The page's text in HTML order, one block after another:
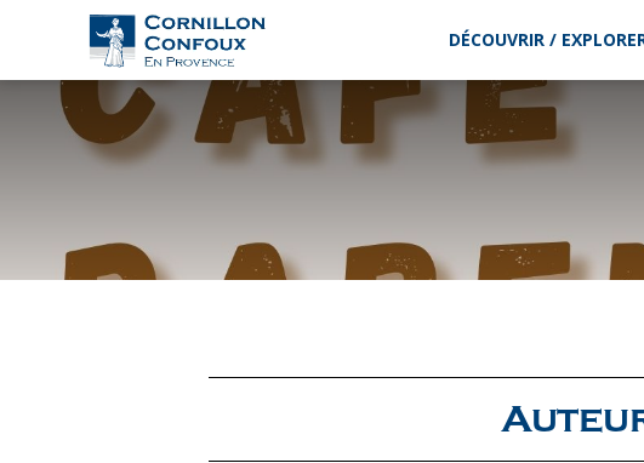
Ville
de
Cornillon-
Confoux
DÉCOUVRIR /